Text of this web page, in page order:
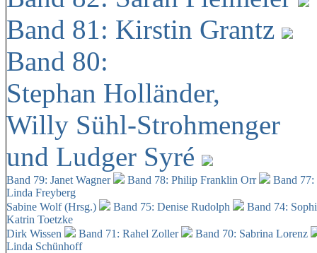
Band 81: Kirstin Grantz
Band 80:
Stephan Holländer,
Willy Sühl-Strohmenger
und Ludger Syré
Band 79: Janet Wagner Band 78: Philip Franklin Orr
Band
Linda Freyberg
Sabine Wolf (Hrsg.)
Band 75: Denise Rudolph
Band 74:
Katrin Toetzke
Dirk Wissen
Band 71: Rahel Zoller
Band 70: Sabrina Lorenz
Linda Schünhoff